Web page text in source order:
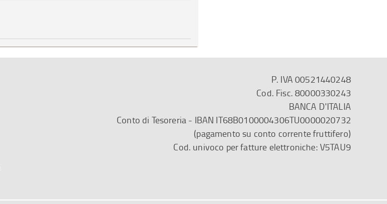
P. IVA 00521440248
Cod. Fisc. 80000330243
BANCA D'ITALIA
Conto di Tesoreria - IBAN IT68B0100004306TU0000020732
(pagamento su conto corrente fruttifero)
Cod. univoco per fatture elettroniche: V5TAU9